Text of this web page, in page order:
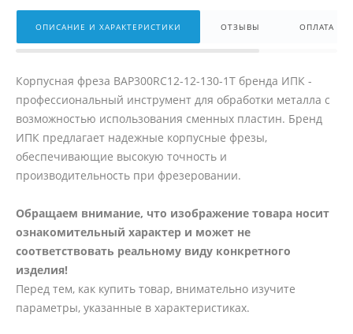
ОПИСАНИЕ И ХАРАКТЕРИСТИКИ ОТЗЫВЫ ОПЛАТА
Корпусная фреза BAP300RC12-12-130-1T бренда ИПК -
профессиональный инструмент для обработки металла c
возможностью использования сменных пластин. Бренд
ИПК предлагает надежные корпусные фрезы,
обеспечивающие высокую точность и
производительность при фрезеровании.
Обращаем внимание, что изображение товара носит
ознакомительный характер и может не
соответствовать реальному виду конкретного
изделия!
Перед тем, как купить товар, внимательно изучите
параметры, указанные в характеристиках.